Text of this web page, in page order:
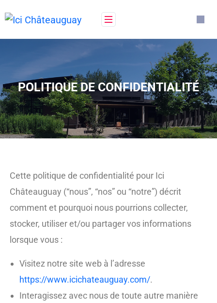
POLITIQUE DE CONFIDENTIALITÉ
Cette politique de confidentialité pour Ici
Châteauguay (“nous”, “nos” ou “notre”) décrit
comment et pourquoi nous pourrions collecter,
stocker, utiliser et/ou partager vos informations
lorsque vous :
Visitez notre site web à l’adresse
https://www.icichateauguay.com/.
Interagissez avec nous de toute autre manière